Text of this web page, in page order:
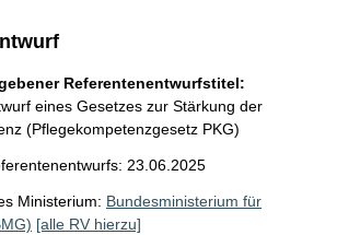
Referentenentwurfstitel:
eines Gesetzes zur Stärkung der
(Pflegekompetenzgesetz PKG)
23.06.2025
Ministerium: Bundesministerium für
[alle RV hierzu]